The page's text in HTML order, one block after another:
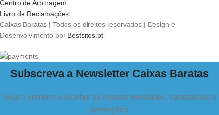
Centro de Arbitragem
Livro de Reclamações
Caixas Baratas | Todos os direitos reservados | Design e
Desenvolvimento por Bestsites.pt
Subscreva a Newsletter Caixas Baratas
Seja o primeiro a receber as nossas novidades, campanhas e
promoções.